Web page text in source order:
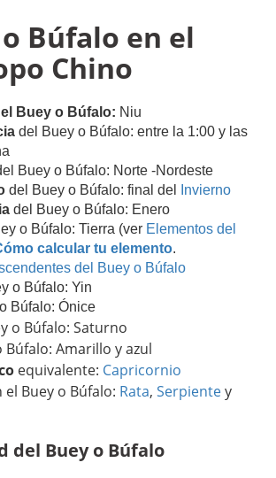
Búfalo en el
Chino
Buey o Búfalo: Niu
del Buey o Búfalo: entre la 1:00 y las
Buey o Búfalo: Norte -Nordeste
del Buey o Búfalo: final del
Invierno
del Buey o Búfalo: Enero
o Búfalo: Tierra (ver Elementos del
calcular tu elemento.
del Buey o Búfalo
o Búfalo: Yin
Búfalo: Ónice
o Búfalo: Saturno
Búfalo: Amarillo y azul
equivalente: Capricornio
el Buey o Búfalo: Rata, Serpientey
del Buey o Búfalo